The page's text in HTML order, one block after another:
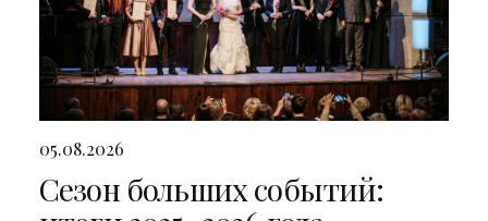
05.08.2026
Сезон больших событий: